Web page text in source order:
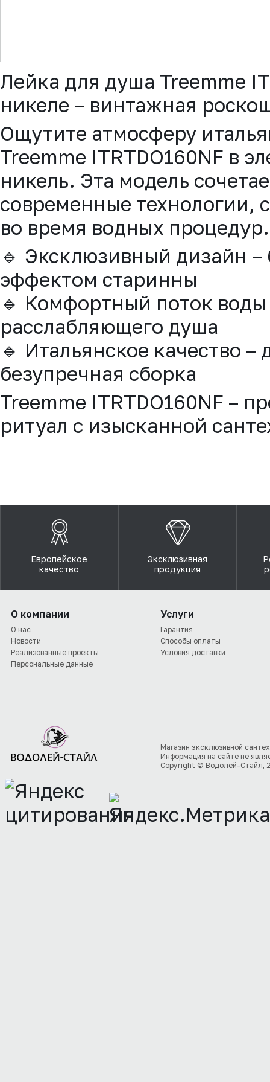
Лейка для душа Treemme
никеле – винтажная
Ощутите атмосферу
Treemme ITRTDO160NF в
никель. Эта модель
современные технологии,
во время водных процедур.
🔹 Эксклюзивный дизайн
эффектом старинны
🔹 Комфортный поток
расслабляющего душа
🔹 Итальянское качество
безупречная сборка
Treemme ITRTDO160NF –
ритуал с изысканной
Европейское
качество
Эксклюзивная
продукция
О компании
О нас
Новости
Реализованные проекты
Персональные данные
Услуги
Гарантия
Способы оплаты
Условия доставки
Магазин эксклюзивной
Информация на сайте не
Copyright © Водолей-Стайл,